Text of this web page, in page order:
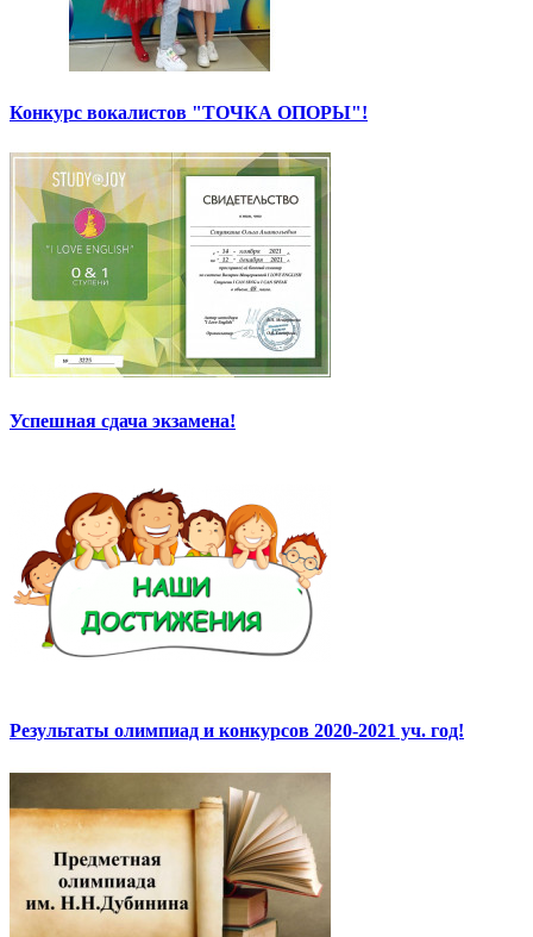
Конкурс вокалистов "ТОЧКА ОПОРЫ"!
Успешная сдача экзамена!
Результаты олимпиад и конкурсов 2020-2021 уч. год!